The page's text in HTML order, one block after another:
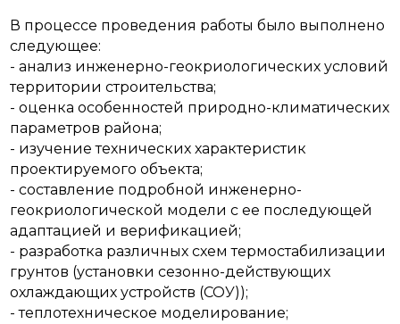
В процессе проведения работы было выполнено
следующее:
- анализ инженерно-геокриологических условий
территории строительства;
- оценка особенностей природно-климатических
параметров района;
- изучение технических характеристик
проектируемого объекта;
- составление подробной инженерно-
геокриологической модели с ее последующей
адаптацией и верификацией;
- разработка различных схем термостабилизации
грунтов (установки сезонно-действующих
охлаждающих устройств (СОУ));
- теплотехническое моделирование;